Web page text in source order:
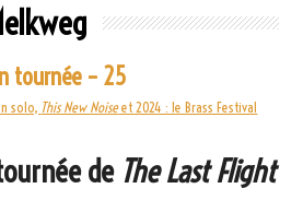
tournée – 25
solo, This New Noiseet 2024 : le Brass Festival
de The Last Flight